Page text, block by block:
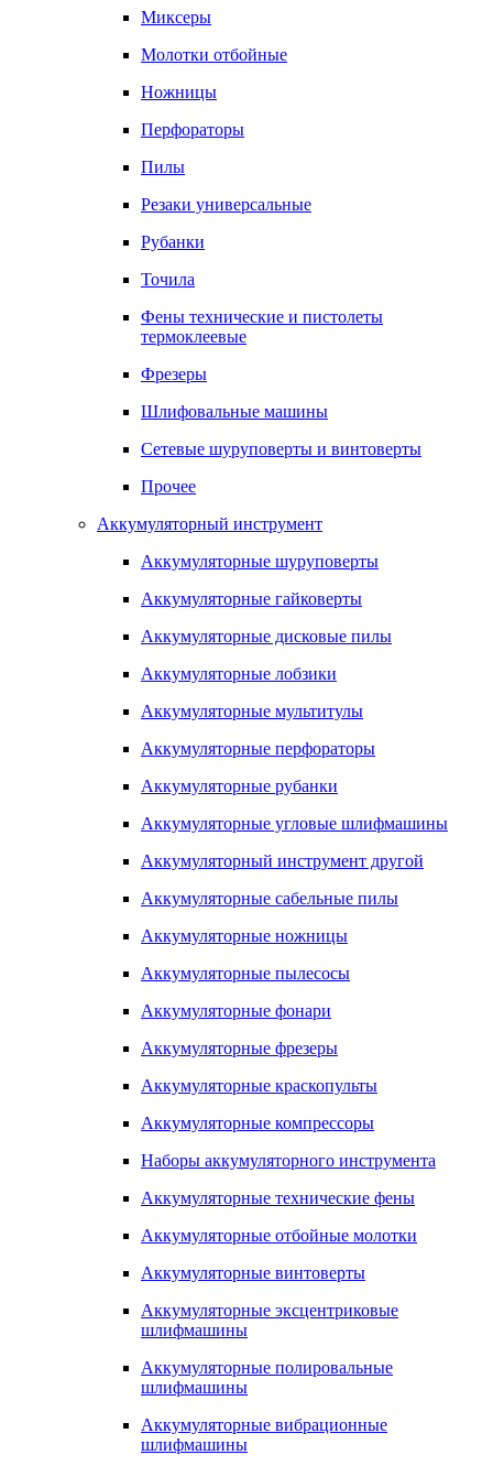
Миксеры
Молотки отбойные
Ножницы
Перфораторы
Пилы
Резаки универсальные
Рубанки
Точила
Фены технические и пистолеты
термоклеевые
Фрезеры
Шлифовальные машины
Сетевые шуруповерты и винтоверты
Прочее
Аккумуляторный инструмент
Аккумуляторные шуруповерты
Аккумуляторные гайковерты
Аккумуляторные дисковые пилы
Аккумуляторные лобзики
Аккумуляторные мультитулы
Аккумуляторные перфораторы
Аккумуляторные рубанки
Аккумуляторные угловые шлифмашины
Аккумуляторный инструмент другой
Аккумуляторные сабельные пилы
Аккумуляторные ножницы
Аккумуляторные пылесосы
Аккумуляторные фонари
Аккумуляторные фрезеры
Аккумуляторные краскопульты
Аккумуляторные компрессоры
Наборы аккумуляторного инструмента
Аккумуляторные технические фены
Аккумуляторные отбойные молотки
Аккумуляторные винтоверты
Аккумуляторные эксцентриковые
шлифмашины
Аккумуляторные полировальные
шлифмашины
Аккумуляторные вибрационные
шлифмашины